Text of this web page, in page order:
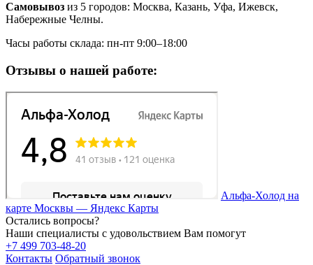
Самовывоз из 5 городов: Москва, Казань, Уфа, Ижевск,
Набережные Челны.
Часы работы склада: пн-пт 9:00–18:00
Отзывы о нашей работе:
Альфа-Холод на
карте Москвы — Яндекс Карты
Остались вопросы?
Наши специалисты с удовольствием Вам помогут
+7 499 703-48-20
Контакты Обратный звонок